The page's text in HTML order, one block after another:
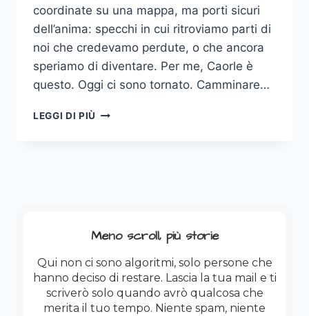
coordinate su una mappa, ma porti sicuri
dell’anima: specchi in cui ritroviamo parti di
noi che credevamo perdute, o che ancora
speriamo di diventare. Per me, Caorle è
questo. Oggi ci sono tornato. Camminare…
LEGGI DI PIÙ CAORLE,
SOGNO.
Meno scroll, più storie
Qui non ci sono algoritmi, solo persone che
hanno deciso di restare. Lascia la tua mail e ti
scriverò solo quando avrò qualcosa che
merita il tuo tempo. Niente spam, niente